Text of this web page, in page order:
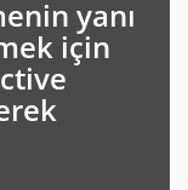
yanı
için
FS 🔋
🔋 🔋
DİZ VE BAŞ ISITICI